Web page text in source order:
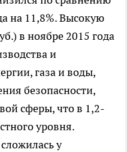
на 11,8%. Высокую
в ноябре 2015 года
и
газа и воды,
безопасности,
сферы, что в 1,2-
уровня.
у